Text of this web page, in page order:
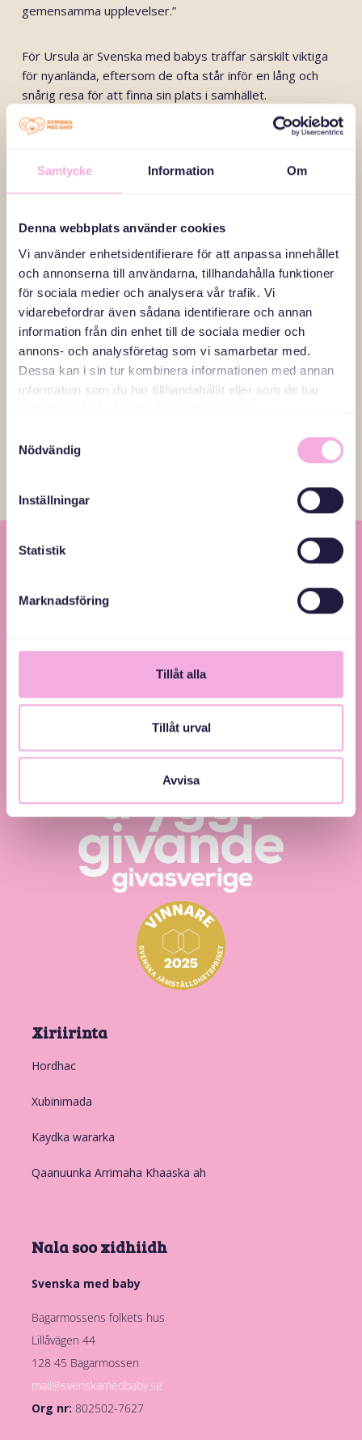
Samtycke Information Om
Denna webbplats använder cookies
Vi använder enhetsidentifierare för att anpassa innehållet
och annonserna till användarna, tillhandahålla funktioner
för sociala medier och analysera vår trafik. Vi
vidarebefordrar även sådana identifierare och annan
information från din enhet till de sociala medier och
annons- och analysföretag som vi samarbetar med.
Dessa kan i sin tur kombinera informationen med annan
information som du har tillhandahållit eller som de har
Nödvändig
Inställningar
Statistik
Marknadsföring
Tillåt alla
Tillåt urval
Avvisa
gemensamma upplevelser.”
För Ursula är Svenska med babys träffar särskilt viktiga
för nyanlända, eftersom de ofta står inför en lång och
snårig resa för att finna sin plats i samhället.
”Träffarna fyller en viktig funktion för våra nysvenskar, då
det tar tid att komma in i samhället och allt som
positivt. Att välkomna dessa människor och förmedla en
känsla av tillhörighet kan vara av yttersta vikt,” menar
Ursula visar att det ofta är de små sakerna som gör
störst skillnad – ett leende, en hjälpande hand eller ett
vänligt ord. Det är just sådana möten som skapar
gemenskap och sprider hopp.
Läs fler reportage
Svenska med baby – Föräldraträffar för jämlikhet
Xiriirinta
Hordhac
Xubinimada
Kaydka wararka
Qaanuunka Arrimaha Khaaska ah
Nala soo xidhiidh
Svenska med baby
Bagarmossens folkets hus
Lillåvägen 44
128 45 Bagarmossen
mail@svenskamedbaby.se
Org nr: 802502-7627